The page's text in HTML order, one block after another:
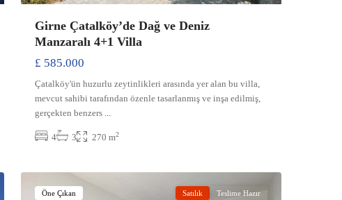
Girne Çatalköy’de Dağ ve Deniz
Manzaralı 4+1 Villa
£ 585.000
Çatalköy'ün huzurlu zeytinlikleri arasında yer alan bu villa,
mevcut sahibi tarafından özenle tasarlanmış ve inşa edilmiş,
gerçekten benzers
4 3 270 m2
Merkez
(Gazimağusa),
Öne Çıkan Satılık Teslime Hazır